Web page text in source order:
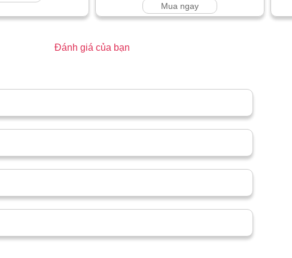
Mua ngay
Đánh giá của bạn